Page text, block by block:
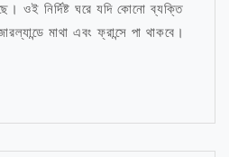
ওই নির্দিষ্ট ঘরে যদি কোনো ব্যক্তি
মাথা এবং ফ্রান্সে পা থাকবে।